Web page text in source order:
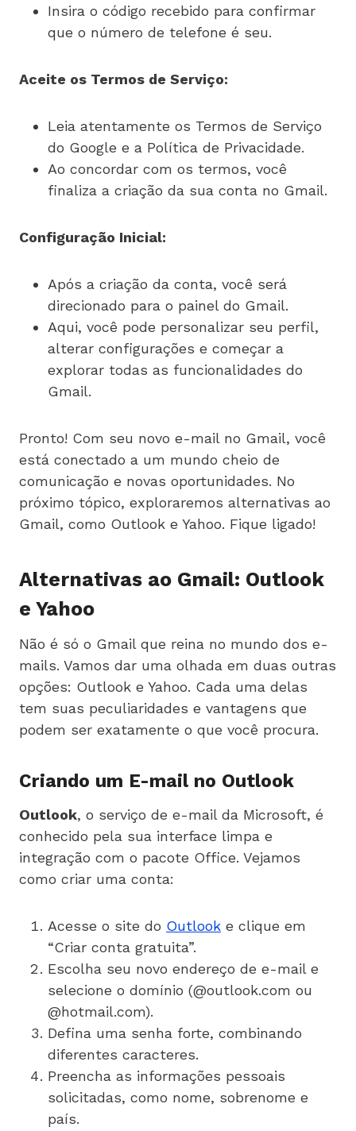
Insira o código recebido para confirmar
que o número de telefone é seu.
Aceite os Termos de Serviço:
Leia atentamente os Termos de Serviço
do Google e a Política de Privacidade.
Ao concordar com os termos, você
finaliza a criação da sua conta no Gmail.
Configuração Inicial:
Após a criação da conta, você será
direcionado para o painel do Gmail.
Aqui, você pode personalizar seu perfil,
alterar configurações e começar a
explorar todas as funcionalidades do
Gmail.
Pronto! Com seu novo e-mail no Gmail, você
está conectado a um mundo cheio de
comunicação e novas oportunidades. No
próximo tópico, exploraremos alternativas ao
Gmail, como Outlook e Yahoo. Fique ligado!
Alternativas ao Gmail: Outlook
e Yahoo
Não é só o Gmail que reina no mundo dos e-
mails. Vamos dar uma olhada em duas outras
opções: Outlook e Yahoo. Cada uma delas
tem suas peculiaridades e vantagens que
podem ser exatamente o que você procura.
Criando um E-mail no Outlook
Outlook, o serviço de e-mail da Microsoft, é
conhecido pela sua interface limpa e
integração com o pacote Office. Vejamos
como criar uma conta:
Acesse o site do Outlook e clique em
“Criar conta gratuita”.
Escolha seu novo endereço de e-mail e
selecione o domínio (@outlook.com ou
@hotmail.com).
Defina uma senha forte, combinando
diferentes caracteres.
Preencha as informações pessoais
solicitadas, como nome, sobrenome e
país.